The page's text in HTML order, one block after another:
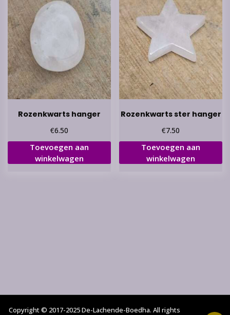
Rozenkwarts hanger
€6.50
Toevoegen aan
winkelwagen
Rozenkwarts ster hanger
€7.50
Toevoegen aan
winkelwagen
Copyright © 2017-2025 De-Lachende-Boedha. All rights